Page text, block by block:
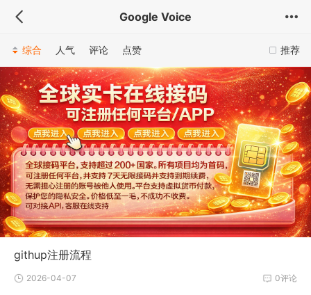
Google Voice
推荐
综合 人气 评论 点赞
githup注册流程
0评论
2026-04-07